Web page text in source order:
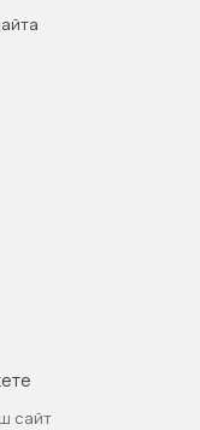
сайт